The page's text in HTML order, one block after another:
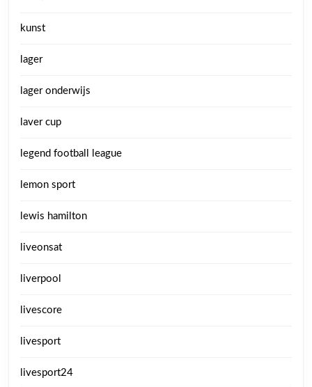
kunst
lager
lager onderwijs
laver cup
legend football league
lemon sport
lewis hamilton
liveonsat
liverpool
livescore
livesport
livesport24